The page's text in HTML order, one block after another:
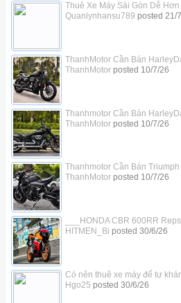
Thuê Xe Máy Sài Gòn Dễ
Quanlynhansu789 posted 21/
ThanhMotor Cần Bán
ThanhMotorposted 10/7/26
Thanhmotor Cần Bán
ThanhMotorposted 10/7/26
Thanhmotor Cần Bán
ThanhMotorposted 10/7/26
___HONDA CBR 600RR
HITMEN_Bi posted 30/6/26
Có nên thuê xe máy để tự
Hgo25 posted 30/6/26